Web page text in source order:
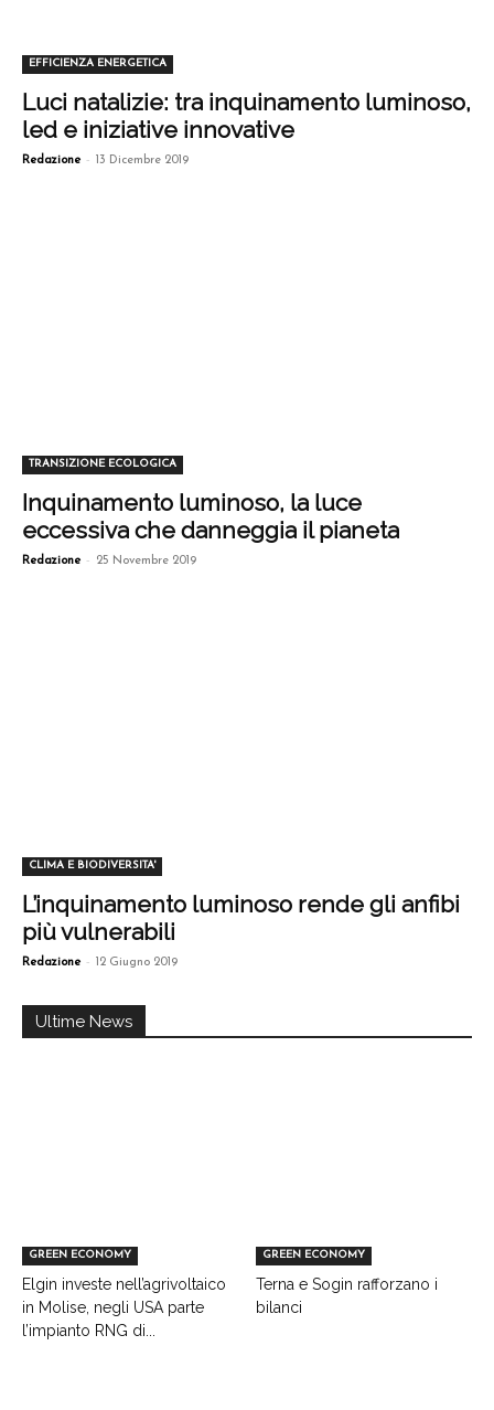
EFFICIENZA ENERGETICA
Luci natalizie: tra inquinamento luminoso,
led e iniziative innovative
Redazione - 13 Dicembre 2019
TRANSIZIONE ECOLOGICA
Inquinamento luminoso, la luce
eccessiva che danneggia il pianeta
Redazione - 25 Novembre 2019
CLIMA E BIODIVERSITA'
L’inquinamento luminoso rende gli anfibi
più vulnerabili
Redazione - 12 Giugno 2019
Ultime News
GREEN ECONOMY
Elgin investe nell’agrivoltaico
in Molise, negli USA parte
l’impianto RNG di...
GREEN ECONOMY
Terna e Sogin rafforzano i
bilanci